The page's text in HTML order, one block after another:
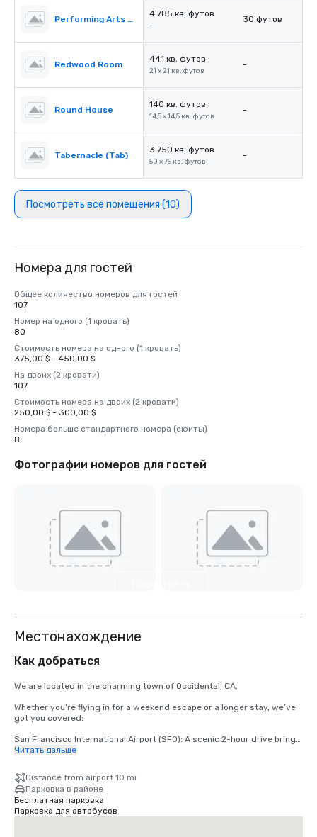
Performing Arts Center (PAC)
4 785 кв. футов
-
30 футов
Redwood Room
441 кв. футов
21 x 21 кв. футов
-
Round House
140 кв. футов
14,5 x 14,5 кв. футов
-
Tabernacle (Tab)
3 750 кв. футов
50 x 75 кв. футов
-
Посмотреть все помещения (10)
Номера для гостей
Общее количество номеров для гостей
107
Номер на одного (1 кровать)
80
Стоимость номера на одного (1 кровать)
375,00 $ - 450,00 $
На двоих (2 кровати)
107
Стоимость номера на двоих (2 кровати)
250,00 $ - 300,00 $
Номера больше стандартного номера (сюиты)
8
Фотографии номеров для гостей
Местонахождение
Как добраться
We are located in the charming town of Occidental, CA.
Whether you’re flying in for a weekend escape or a longer stay, we’ve
got you covered:
San Francisco International Airport (SFO): A scenic 2-hour drive brings
you from arrival to relaxation.
Santa Rosa’s Charles M. Schulz – Sonoma County Airport (STS): Only
35 minutes from our doorstep — the fastest route to your rustic
retreat.
Читать дальше
Distance from airport 10 mi
Парковка в районе
Бесплатная парковка
Парковка для автобусов